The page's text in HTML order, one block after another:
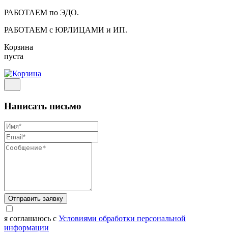
РАБОТАЕМ по ЭДО.
РАБОТАЕМ с ЮРЛИЦАМИ и ИП.
Корзина
пуста
Написать письмо
Отправить заявку
я соглашаюсь с Условиями обработки персональной
информации